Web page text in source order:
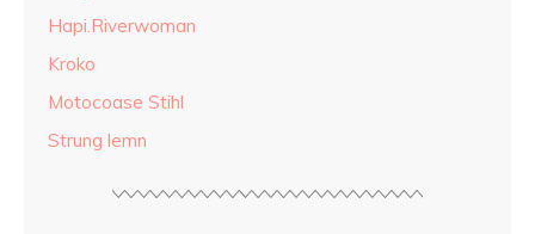
Hapi.Riverwoman
Kroko
Motocoase Stihl
Strung lemn